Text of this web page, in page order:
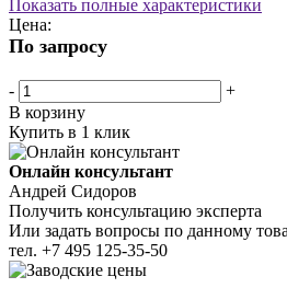
Показать полные характеристики
Цена:
По запросу
-
+
В корзину
Купить в 1 клик
Онлайн консультант
Андрей Сидоров
Получить консультацию эксперта
Или задать вопросы по данному
тел. +7 495 125-35-50